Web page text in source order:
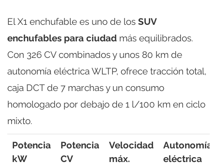
El X1 enchufable es uno de los SUV
enchufables para ciudad más equilibrados.
Con 326 CV combinados y unos 80 km de
autonomía eléctrica WLTP, ofrece tracción total,
caja DCT de 7 marchas y un consumo
homologado por debajo de 1 l/100 km en ciclo
mixto.
Potencia
kW
Potencia
CV
Velocidad
máx.
Autonomía
eléctrica